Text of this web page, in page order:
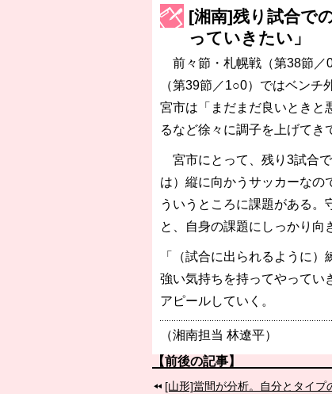
長谷川 アーリアジャスールさん
[湘南]残り試合で
っていきたい」
前々節・札幌戦（第38節／
（第39節／1○0）ではベン
宮市は「まだまだ良いときと
るなど徐々に調子を上げてき
宮市にとって、残り3試合
は）縦に向かうサッカーなの
ういうところに課題がある。
と、自身の課題にしっかり向
「（試合に出られるように
強い気持ちを持ってやってい
アピールしていく。
（湘南担当 林遼平）
【前後の記事】
[山形]當間が分析。自分とタイ